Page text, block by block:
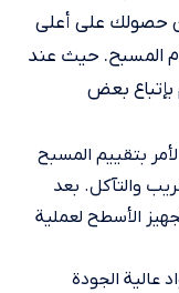
حصولك على أعلى
المسبح. حيث عند
بإتباع بعض
بتقييم المسبح
والتآكل. بعد
الأسطح لعملية
عالية الجودة